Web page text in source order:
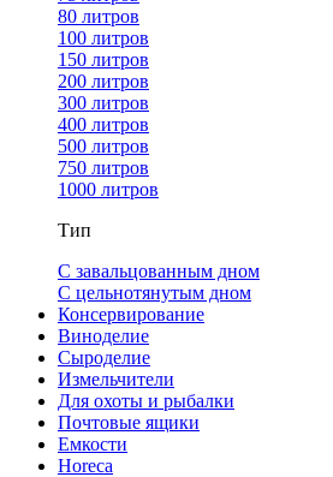
80 литров
100 литров
150 литров
200 литров
300 литров
400 литров
500 литров
750 литров
1000 литров
Тип
С завальцованным дном
С цельнотянутым дном
Консервирование
Виноделие
Сыроделие
Измельчители
Для охоты и рыбалки
Почтовые ящики
Емкости
Horeca